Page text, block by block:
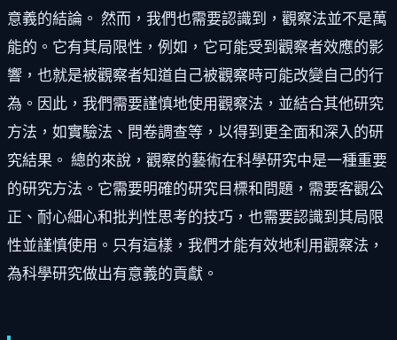
意義的結論。 然而，我們也需要認識到，觀察法並不是萬
能的。它有其局限性，例如，它可能受到觀察者效應的影
響，也就是被觀察者知道自己被觀察時可能改變自己的行
為。因此，我們需要謹慎地使用觀察法，並結合其他研究
方法，如實驗法、問卷調查等，以得到更全面和深入的研
究結果。 總的來說，觀察的藝術在科學研究中是一種重要
的研究方法。它需要明確的研究目標和問題，需要客觀公
正、耐心細心和批判性思考的技巧，也需要認識到其局限
性並謹慎使用。只有這樣，我們才能有效地利用觀察法，
為科學研究做出有意義的貢獻。